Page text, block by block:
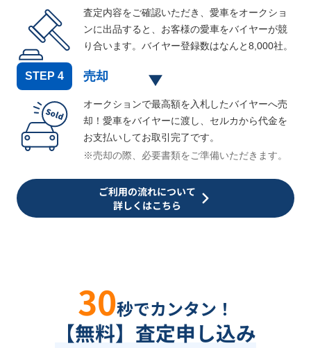
査定内容をご確認いただき、愛車をオークショ
ンに出品すると、お客様の愛車をバイヤーが競
り合います。バイヤー登録数はなんと8,000社。
STEP 4 売却
オークションで最高額を入札したバイヤーへ売
却！愛車をバイヤーに渡し、セルカから代金を
お支払いしてお取引完了です。
※売却の際、必要書類をご準備いただきます。
ご利用の流れについて
詳しくはこちら
30秒でカンタン！
【無料】査定申し込み